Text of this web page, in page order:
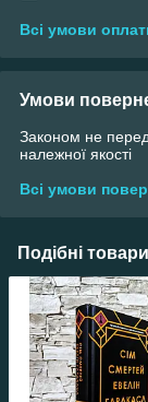
Всі умови
Умови
Законом не
належної якості
Всі умови
Подібні